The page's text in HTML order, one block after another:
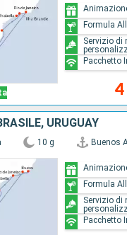
4
Formula
Servizio di
Pacchetto
URUGUAY
10 g Buenos
Formula
Servizio di
Pacchetto